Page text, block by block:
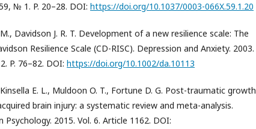
№ 1. P. 20–28. DOI: https://doi.org/10.1037/0003-066X.59.1.20
Davidson J. R. T. Development of a new resilience scale: The
Resilience Scale (CD-RISC). Depression and Anxiety. 2003.
P. 76–82. DOI: https://doi.org/10.1002/da.10113
Kinsella E. L., Muldoon O. T., Fortune D. G. Post-traumatic growth
brain injury: a systematic review and meta-analysis.
Psychology. 2015. Vol. 6. Article 1162. DOI: